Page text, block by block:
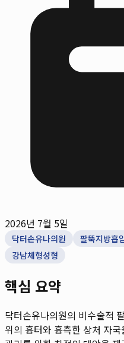
2026년 7월 5일
닥터손유나의원 팔뚝지방흡
강남체형성형
핵심 요약
닥터손유나의원의 비수술적
위의 흉터와 흉측한 상처 자